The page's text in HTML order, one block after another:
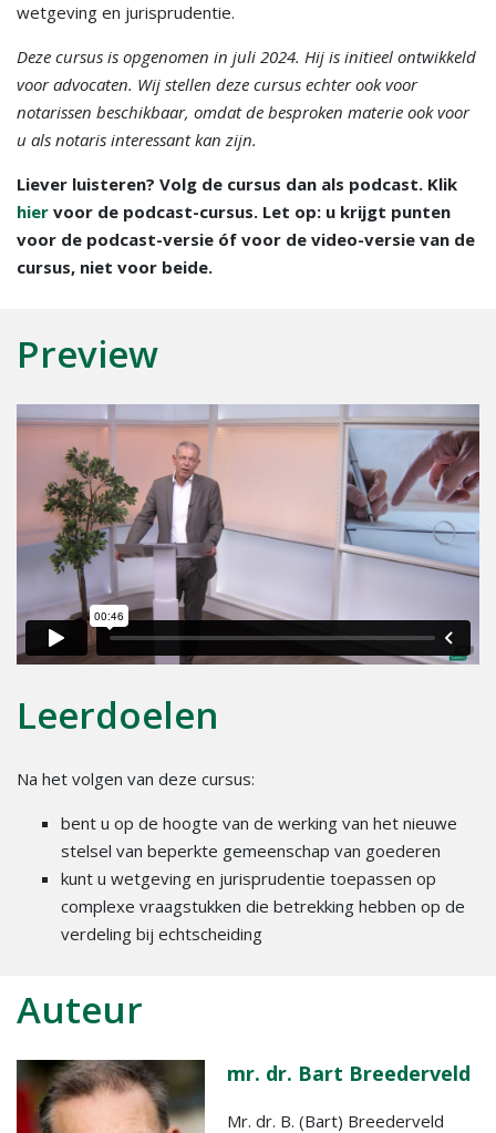
wetgeving en jurisprudentie.
Deze cursus is opgenomen in juli 2024. Hij is initieel ontwikkeld
voor advocaten. Wij stellen deze cursus echter ook voor
notarissen beschikbaar, omdat de besproken materie ook voor
u als notaris interessant kan zijn.
Liever luisteren? Volg de cursus dan als podcast. Klik
hier voor de podcast-cursus. Let op: u krijgt punten
voor de podcast-versie óf voor de video-versie van de
cursus, niet voor beide.
Preview
Leerdoelen
Na het volgen van deze cursus:
bent u op de hoogte van de werking van het nieuwe
stelsel van beperkte gemeenschap van goederen
kunt u wetgeving en jurisprudentie toepassen op
complexe vraagstukken die betrekking hebben op de
verdeling bij echtscheiding
Auteur
mr. dr. Bart Breederveld
Mr. dr. B. (Bart) Breederveld